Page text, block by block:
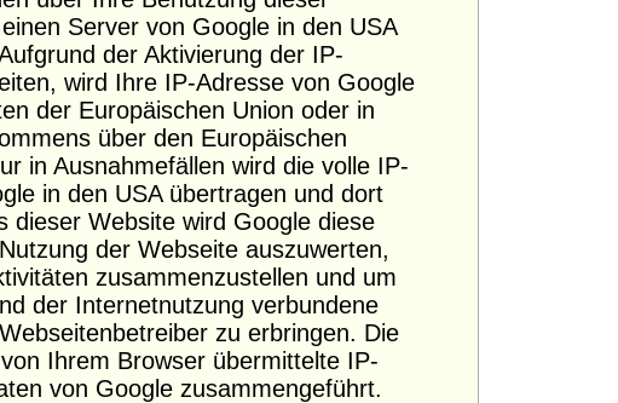
Server von Google in den USA
der Aktivierung der IP-
wird Ihre IP-Adresse von Google
der Europäischen Union oder in
über den Europäischen
in Ausnahmefällen wird die volle IP-
in den USA übertragen und dort
dieser Website wird Google diese
der Webseite auszuwerten,
zusammenzustellen und um
der Internetnutzung verbundene
zu erbringen. Die
Ihrem Browser übermittelte IP-
von Google zusammengeführt.